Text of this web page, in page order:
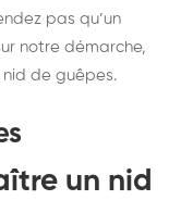
pas qu’un
notre démarche,
de guêpes.
un nid